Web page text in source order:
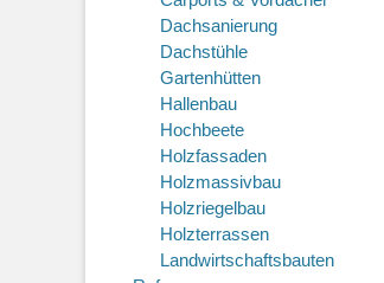
Dachsanierung
Dachstühle
Gartenhütten
Hallenbau
Hochbeete
Holzfassaden
Holzmassivbau
Holzriegelbau
Holzterrassen
Landwirtschaftsbauten